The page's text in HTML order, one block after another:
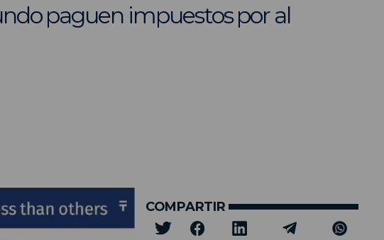
paguen impuestos por al
COMPARTIR